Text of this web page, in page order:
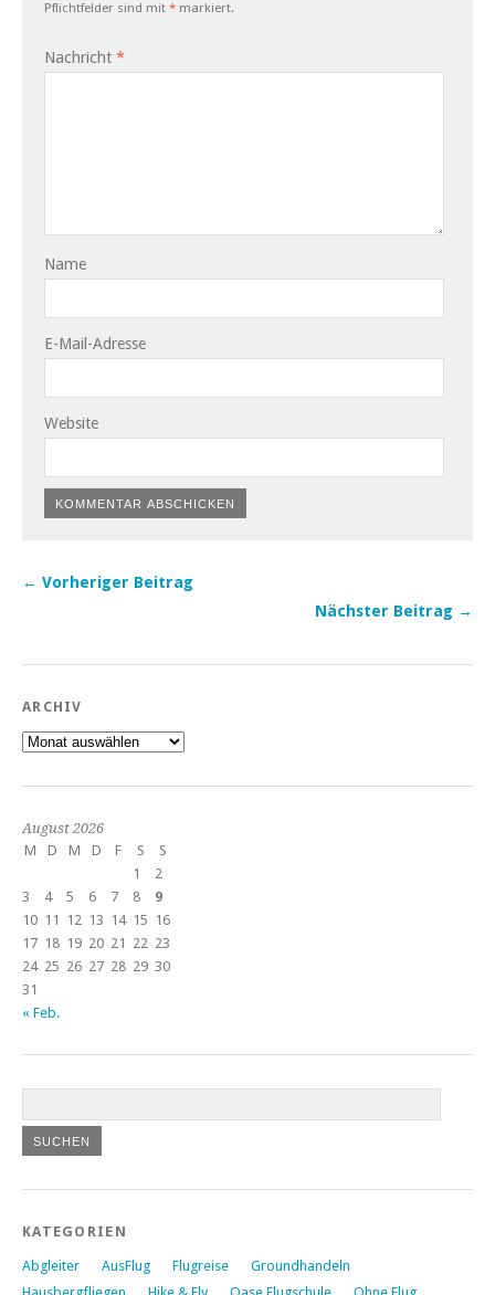
Pflichtfelder sind mit * markiert.
Nachricht *
Name
E-Mail-Adresse
Website
← Vorheriger Beitrag
Nächster Beitrag →
ARCHIV
Archiv
August 2026
M
D M D F S
S
1
2
3
4 5 6 7 8
9
10 11 12 13 14 15 16
17 18 19 20 21 22 23
24 25 26 27 28 29 30
31
« Feb.
KATEGORIEN
Abgleiter AusFlug Flugreise
Groundhandeln